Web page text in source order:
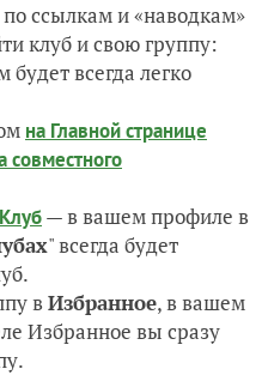
ссылкам и «наводкам»
клуб и свою группу:
будет всегда легко
на Главной странице
совместного
Клуб— в вашем профиле в
" всегда будет
вИзбранное, в вашем
Избранное вы сразу